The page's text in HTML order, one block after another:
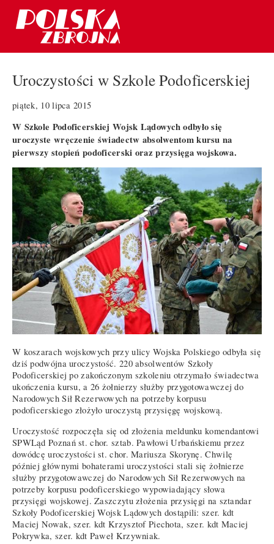
Uroczystości w Szkole Podoficerskiej
piątek, 10 lipca 2015
W Szkole Podoficerskiej Wojsk Lądowych odbyło się
uroczyste wręczenie świadectw absolwentom kursu na
pierwszy stopień podoficerski oraz przysięga wojskowa.
W koszarach wojskowych przy ulicy Wojska Polskiego odbyła się
dziś podwójna uroczystość. 220 absolwentów Szkoły
Podoficerskiej po zakończonym szkoleniu otrzymało świadectwa
ukończenia kursu, a 26 żołnierzy służby przygotowawczej do
Narodowych Sił Rezerwowych na potrzeby korpusu
podoficerskiego złożyło uroczystą przysięgę wojskową.
Uroczystość rozpoczęła się od złożenia meldunku komendantowi
SPWLąd Poznań st. chor. sztab. Pawłowi Urbańskiemu przez
dowódcę uroczystości st. chor. Mariusza Skorynę. Chwilę
później głównymi bohaterami uroczystości stali się żołnierze
służby przygotowawczej do Narodowych Sił Rezerwowych na
potrzeby korpusu podoficerskiego wypowiadający słowa
przysięgi wojskowej. Zaszczytu złożenia przysięgi na sztandar
Szkoły Podoficerskiej Wojsk Lądowych dostąpili: szer. kdt
Maciej Nowak, szer. kdt Krzysztof Piechota, szer. kdt Maciej
Pokrywka, szer. kdt Paweł Krzywniak.